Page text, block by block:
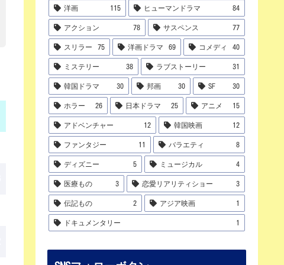
洋画 115 ヒューマンドラマ 84
アクション 78 サスペンス 77
スリラー 75 洋画ドラマ 69 コメディ 40
ミステリー 38 ラブストーリー 31
韓国ドラマ 30 邦画 30 SF 30
ホラー 26 日本ドラマ 25 アニメ 15
アドベンチャー 12 韓国映画 12
ファンタジー 11 バラエティ 8
ディズニー 5 ミュージカル 4
医療もの 3 恋愛リアリティショー 3
伝記もの 2 アジア映画 1
ドキュメンタリー 1